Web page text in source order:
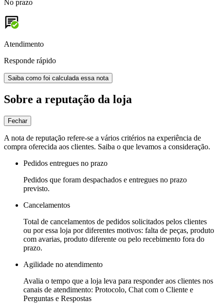
No prazo
Atendimento
Responde rápido
Saiba como foi calculada essa nota
Sobre a reputação da loja
Fechar
A nota de reputação refere-se a vários critérios na experiência de
compra oferecida aos clientes. Saiba o que levamos a consideração.
Pedidos entregues no prazo
Pedidos que foram despachados e entregues no prazo
previsto.
Cancelamentos
Total de cancelamentos de pedidos solicitados pelos clientes
ou por essa loja por diferentes motivos: falta de peças, produto
com avarias, produto diferente ou pelo recebimento fora do
prazo.
Agilidade no atendimento
Avalia o tempo que a loja leva para responder aos clientes nos
canais de atendimento: Protocolo, Chat com o Cliente e
Perguntas e Respostas